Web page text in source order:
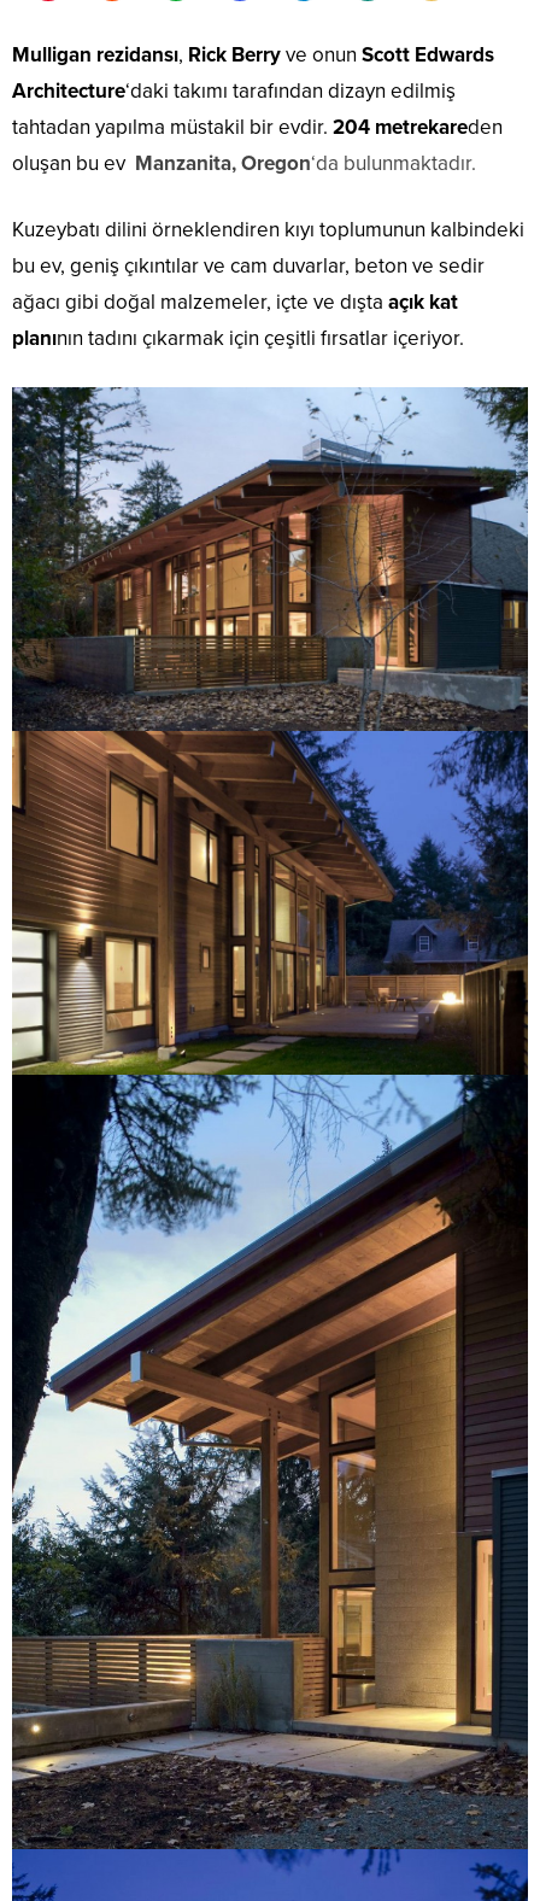
Mulligan rezidansı, Rick Berryve onun Scott Edwards
Architecture‘daki takımı tarafından dizayn edilmiş
tahtadan yapılma müstakil bir evdir. 204 metrekareden
oluşan bu ev Manzanita, Oregon‘da bulunmaktadır.
Kuzeybatı dilini örneklendiren kıyı toplumunun kalbindeki
bu ev, geniş çıkıntılar ve cam duvarlar, beton ve sedir
ağacı gibi doğal malzemeler, içte ve dışta açık kat
planının tadını çıkarmak için çeşitli fırsatlar içeriyor.